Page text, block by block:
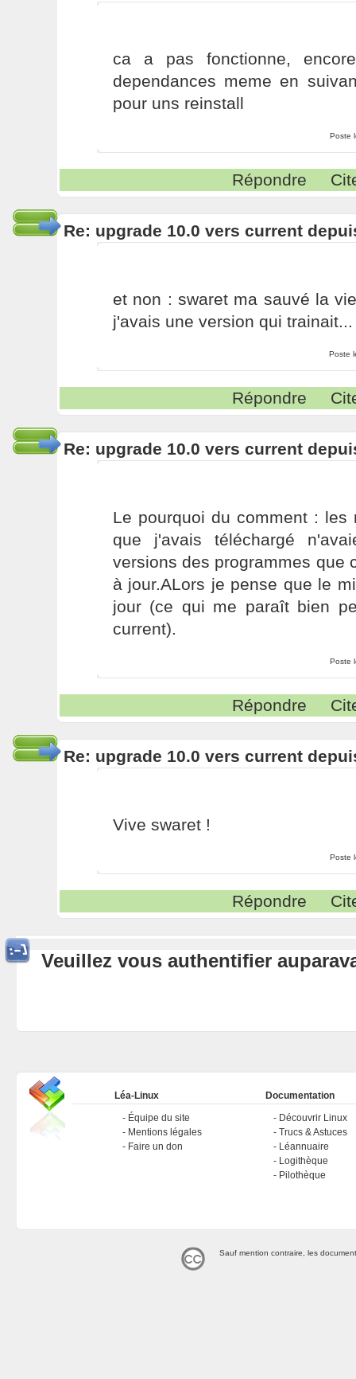
ca a pas fonctionne,
dependances meme en
pour uns reinstall
Poste
Répondre
Re: upgrade 10.0 vers current
et non : swaret ma sauvé la
j'avais une version qui trainait...
Poste
Répondre
Re: upgrade 10.0 vers current
Le pourquoi du comment : les
que j'avais téléchargé
versions des programmes que
à jour.ALors je pense que le
jour (ce qui me paraît bien
current).
Poste
Répondre
Re: upgrade 10.0 vers current
Vive swaret !
Poste
Répondre
Veuillez vous authentifier
Léa-Linux
Équipe du site
Mentions légales
Faire un don
Documentation
Découvrir Linux
Trucs & Astuces
Léannuaire
Logithèque
Pilothèque
Sauf mention contraire, les